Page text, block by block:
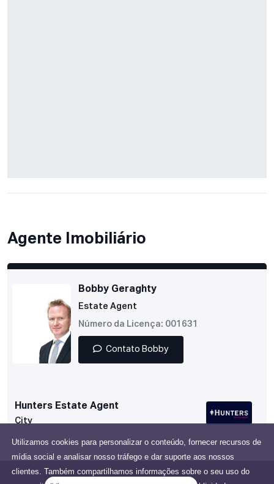
Utilizamos cookies para personalizar o conteúdo, fornecer recursos de
mídia social e analisar nosso tráfego e dar suporte aos nossos
clientes. Também compartilhamos informações sobre o seu uso do
Agente Imobiliário
Bobby Geraghty
Estate Agent
Número da Licença: 001631
Contato Bobby
Hunters Estate Agent
City